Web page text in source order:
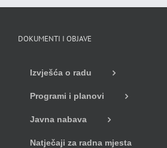
DOKUMENTI I OBJAVE
Izvješća o radu
Programi i planovi
Javna nabava
Natječaji za radna mjesta